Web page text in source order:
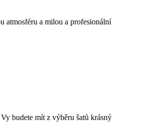
atmosféru a milou a profesionální
budete mít z výběru šatů krásný